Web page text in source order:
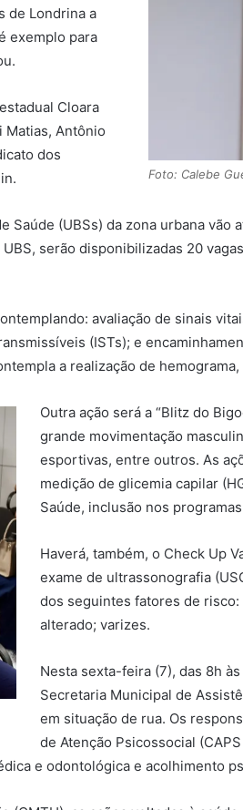
Foto: Calebe
de Londrina a
exemplo para
Cloara
Matias, Antônio
dos
Saúde (UBSs) da zona urbana
serão disponibilizadas 20
avaliação de sinais
(ISTs); e
a realização de
Outra ação será a “Blitz do
grande movimentação
esportivas, entre outros. As
medição de glicemia capilar
Saúde, inclusão nos
Haverá, também, o Check Up
exame de ultrassonografia
dos seguintes fatores de
alterado; varizes.
Nesta sexta-feira (7), das 8h
Secretaria Municipal de
em situação de rua. Os
de Atenção Psicossocial
e odontológica e acolhimento